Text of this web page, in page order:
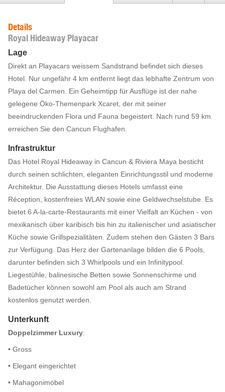
Details
Royal Hideaway Playacar
Lage
Direkt an Playacars weissem Sandstrand befindet sich dieses
Hotel. Nur ungefähr 4 km entfernt liegt das lebhafte Zentrum von
Playa del Carmen. Ein Geheimtipp für Ausflüge ist der nahe
gelegene Öko-Themenpark Xcaret, der mit seiner
beeindruckenden Flora und Fauna begeistert. Nach rund 59 km
erreichen Sie den Cancun Flughafen.
Infrastruktur
Das Hotel Royal Hideaway in Cancun & Riviera Maya besticht
durch seinen schlichten, eleganten Einrichtungsstil und moderne
Architektur. Die Ausstattung dieses Hotels umfasst eine
Réception, kostenfreies WLAN sowie eine Geldwechselstube. Es
bietet 6 A-la-carte-Restaurants mit einer Vielfalt an Küchen - von
mexikanisch über karibisch bis hin zu italienischer und asiatischer
Küche sowie Grillspezialitäten. Zudem stehen den Gästen 3 Bars
zur Verfügung. Das Herz der Gartenanlage bilden die 6 Pools,
darunter befinden sich 3 Whirlpools und ein Infinitypool.
Liegestühle, balinesische Betten sowie Sonnenschirme und
Badetücher können sowohl am Pool als auch am Strand
kostenlos genutzt werden.
Unterkunft
Doppelzimmer Luxury:
• Gross
• Elegant eingerichtet
• Mahagonimöbel